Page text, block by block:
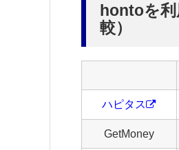
hontoを
較）
ハピタス
GetMoney